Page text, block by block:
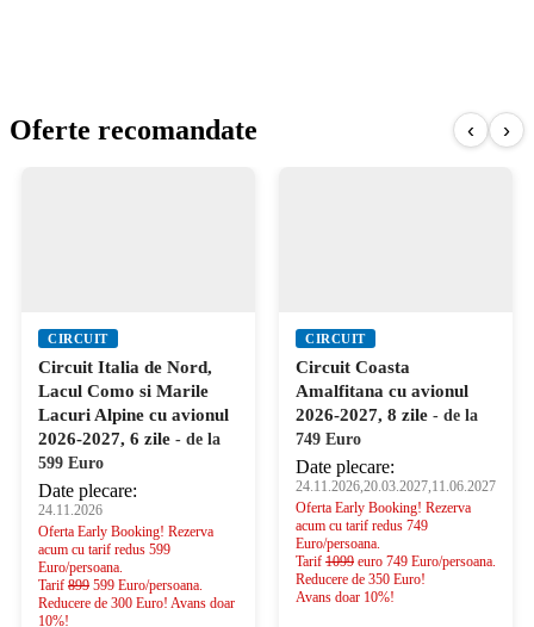
Oferte recomandate ‹ ›
CIRCUIT
Circuit Italia de Nord,
Lacul Como si Marile
Lacuri Alpine cu avionul
2026-2027, 6 zile - de la
599 Euro
Date plecare:
24.11.2026
Oferta Early Booking! Rezerva
acum cu tarif redus 599
Euro/persoana.
Tarif 899 599 Euro/persoana.
Reducere de 300 Euro! Avans doar
10%!
CIRCUIT
Circuit Coasta
Amalfitana cu avionul
2026-2027, 8 zile - de la
749 Euro
Date plecare:
24.11.2026,20.03.2027,11.06.2027
Oferta Early Booking! Rezerva
acum cu tarif redus 749
Euro/persoana.
Tarif 1099 euro 749 Euro/persoana.
Reducere de 350 Euro!
Avans doar 10%!